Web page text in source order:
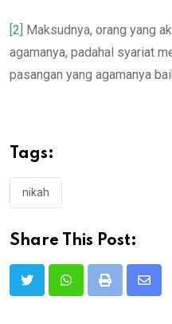
[2] Maksudnya, orang yang
agamanya, padahal syariat
pasangan yang agamanya
Tags:
nikah
Share This Post:
Print
Share